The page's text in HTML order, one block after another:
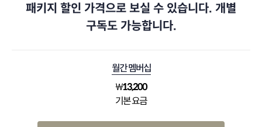
패키지 할인 가격으로 보실 수 있습니다. 개별
구독도 가능합니다.
월간 멤버십
₩13,200
기본 요금